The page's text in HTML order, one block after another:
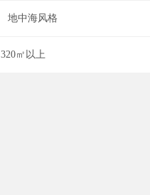
地中海风格
320㎡以上